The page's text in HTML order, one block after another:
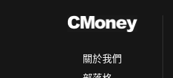
關於我們